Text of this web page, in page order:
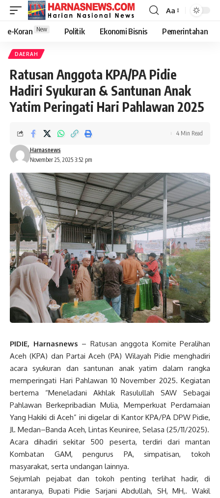
Aa
e-Koran New Politik Ekonomi Bisnis Pemerintahan
DAERAH
Ratusan Anggota KPA/PA Pidie
Hadiri Syukuran & Santunan Anak
Yatim Peringati Hari Pahlawan 2025
November 25, 2025 3:52 pm
Harnasnews
4 Min Read
PIDIE, Harnasnews – Ratusan anggota Komite Peralihan
Aceh (KPA) dan Partai Aceh (PA) Wilayah Pidie menghadiri
acara syukuran dan santunan anak yatim dalam rangka
memperingati Hari Pahlawan 10 November 2025. Kegiatan
bertema “Meneladani Akhlak Rasulullah SAW Sebagai
Pahlawan Berkepribadian Mulia, Memperkuat Perdamaian
Yang Hakiki di Aceh” ini digelar di Kantor KPA/PA DPW Pidie,
Jl. Medan–Banda Aceh, Lintas Keuniree, Selasa (25/11/2025).
Acara dihadiri sekitar 500 peserta, terdiri dari mantan
Kombatan GAM, pengurus PA, simpatisan, tokoh
masyarakat, serta undangan lainnya.
Sejumlah pejabat dan tokoh penting terlihat hadir, di
antaranya, Bupati Pidie Sarjani Abdullah, SH, MH,. Wakil